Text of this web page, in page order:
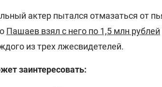
актер пытался отмазаться от
Пашаев взял с него по 1,5 млн рублей
из трех лжесвидетелей.
заинтересовать: